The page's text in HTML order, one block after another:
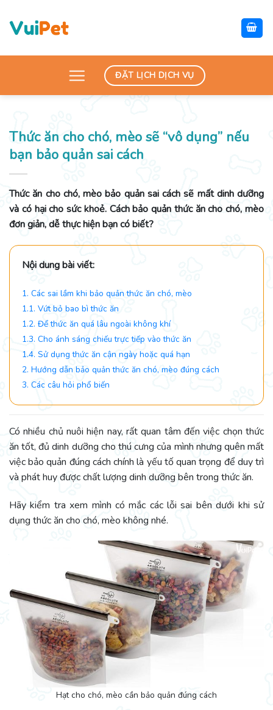
content
ĐẶT LỊCH DỊCH VỤ
Thức ăn cho chó, mèo sẽ “vô dụng” nếu
bạn bảo quản sai cách
Thức ăn cho chó, mèo bảo quản sai cách sẽ mất dinh dưỡng
và có hại cho sức khoẻ. Cách bảo quản thức ăn cho chó, mèo
đơn giản, dễ thực hiện bạn có biết?
Nội dung bài viết:
1. Các sai lầm khi bảo quản thức ăn chó, mèo
1.1. Vứt bỏ bao bì thức ăn
1.2. Để thức ăn quá lâu ngoài không khí
1.3. Cho ánh sáng chiếu trực tiếp vào thức ăn
1.4. Sử dụng thức ăn cận ngày hoặc quá hạn
2. Hướng dẫn bảo quản thức ăn chó, mèo đúng cách
3. Các câu hỏi phổ biến
Có nhiều chủ nuôi hiện nay, rất quan tâm đến việc chọn thức
ăn tốt, đủ dinh dưỡng cho thú cưng của mình nhưng quên mất
việc bảo quản đúng cách chính là yếu tố quan trọng để duy trì
và phát huy được chất lượng dinh dưỡng bên trong thức ăn.
Hãy kiểm tra xem mình có mắc các lỗi sai bên dưới khi sử
dụng thức ăn cho chó, mèo không nhé.
Hạt cho chó, mèo cần bảo quản đúng cách